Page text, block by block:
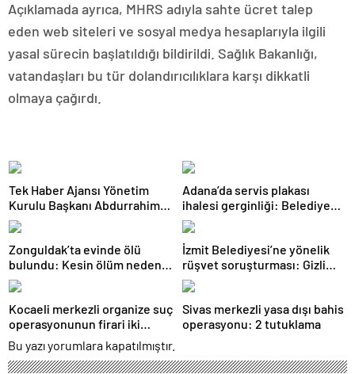
Açıklamada ayrıca, MHRS adıyla sahte ücret talep
eden web siteleri ve sosyal medya hesaplarıyla ilgili
yasal sürecin başlatıldığı bildirildi. Sağlık Bakanlığı,
vatandaşları bu tür dolandırıcılıklara karşı dikkatli
olmaya çağırdı.
Tek Haber Ajansı Yönetim
Kurulu Başkanı Abdurrahim
Solmaz’dan Adıyaman
Cumhuriyet Başsavcısı Özgür
Celbek’e Hayırlı Olsun Ziyareti
Adana’da servis plakası
ihalesi gerginliği: Belediyeye
girmek isteyen gruba
müdahale
Zonguldak’ta evinde ölü
bulundu: Kesin ölüm nedeni
otopsiyle belirlenecek
İzmit Belediyesi’ne yönelik
rüşvet soruşturması: Gizli
kayıt ve ifade detayları
dosyada
Kocaeli merkezli organize suç
operasyonunun firari iki
şüphelisi yakalandı
Sivas merkezli yasa dışı bahis
operasyonu: 2 tutuklama
Bu yazı yorumlara kapatılmıştır.